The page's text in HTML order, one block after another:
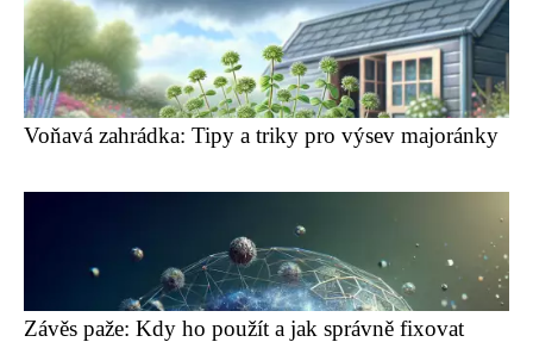
Voňavá zahrádka: Tipy a triky pro výsev majoránky
Závěs paže: Kdy ho použít a jak správně fixovat